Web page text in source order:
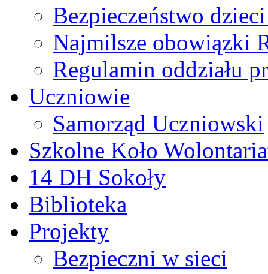
Bezpieczeństwo
Najmilsze obowiązki
Regulamin oddziału
Uczniowie
Samorząd Uczniowski
Szkolne Koło
14 DH Sokoły
Biblioteka
Projekty
Bezpieczni w sieci